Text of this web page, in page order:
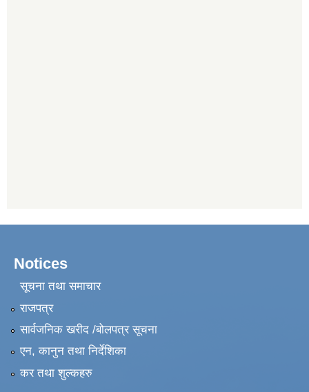
Notices
सूचना तथा समाचार
राजपत्र
सार्वजनिक खरीद /बोलपत्र सूचना
एन, कानुन तथा निर्देशिका
कर तथा शुल्कहरु